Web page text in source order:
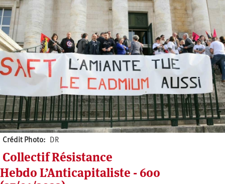
Crédit Photo DR
Collectif Résistance
Hebdo L’Anticapitaliste - 600